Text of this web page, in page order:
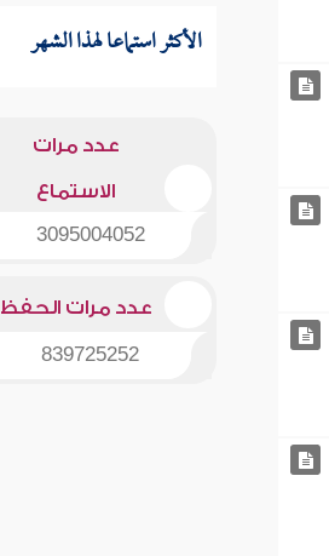
الأكثر استماعا لهذا الشهر
عدد مرات
الاستماع
3095004052
عدد مرات الحفظ
839725252